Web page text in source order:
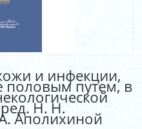
и инфекции,
половым путем, в
Н. Н.
Аполихиной